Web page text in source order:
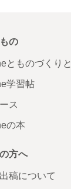
の
とものづくりと
学習帖
ス
の本
方へ
稿について